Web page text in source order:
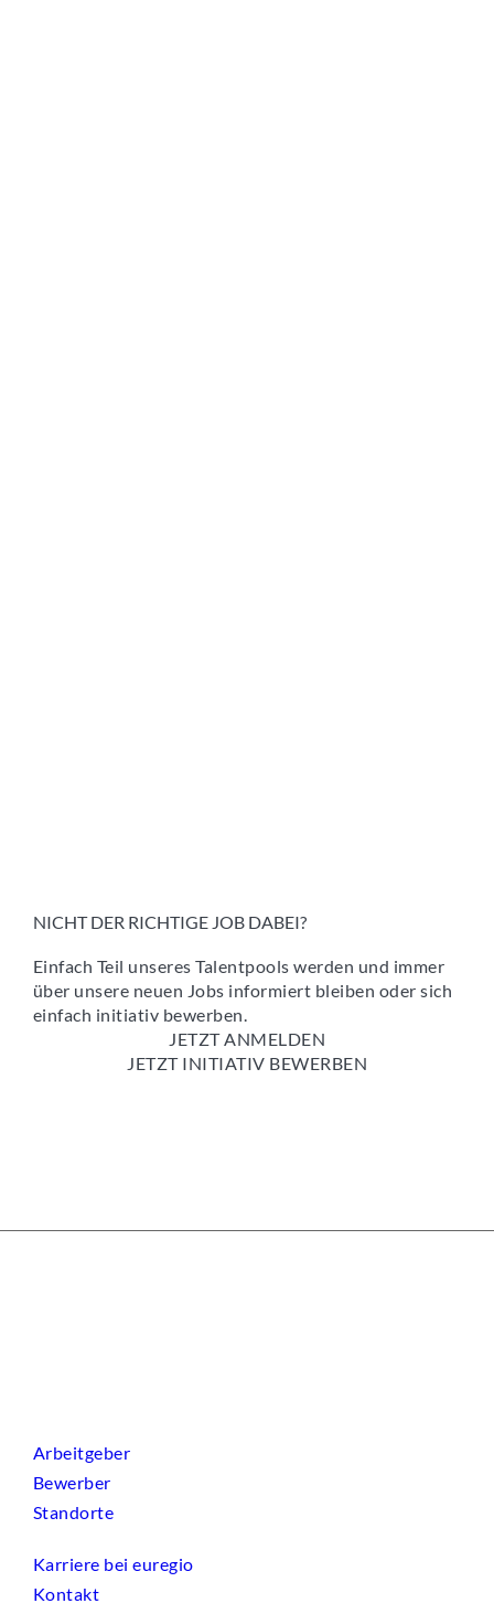
NICHT DER RICHTIGE JOB DABEI?
Einfach Teil unseres Talentpools werden und immer
über unsere neuen Jobs informiert bleiben oder sich
einfach initiativ bewerben.
JETZT ANMELDEN
JETZT INITIATIV BEWERBEN
Arbeitgeber
Bewerber
Standorte
Karriere bei euregio
Kontakt